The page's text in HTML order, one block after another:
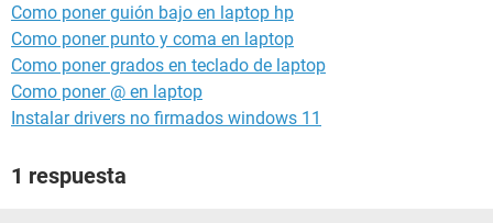
Como poner guión bajo en laptop hp
Como poner punto y coma en laptop
Como poner grados en teclado de laptop
Como poner @ en laptop
Instalar drivers no firmados windows 11
1 respuesta